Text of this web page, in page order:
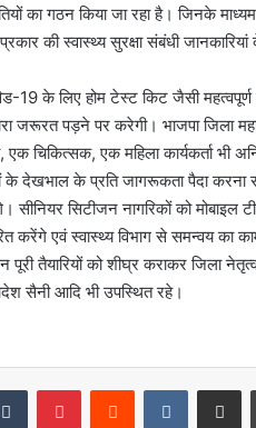
का गठन किया जा रहा है। जिनके
की स्वास्थ्य सुरक्षा संबंधी
19 के लिए होम टेस्ट किट जैसी
पड़ने पर करेगी। भाजपा जिला
एक चिकित्सक, एक महिला कार्यकर्ता भी
के देखभाल के प्रति जागरूकता पैदा करना
सिटीजन नागरिकों को मोबाइल
करेंगे एवं स्वास्थ्य विभाग से समन्वय का
तैयारियों को शीघ्र कराकर जिला
सैनी आदि भी उपस्थित रहे।
Tumblr PinterestReddit